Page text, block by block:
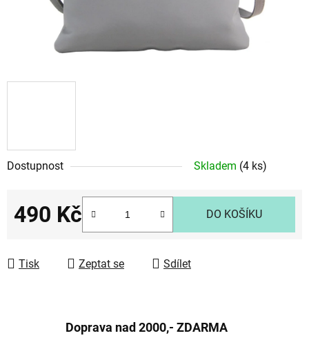
Dostupnost Skladem (4 ks)
490 Kč DO KOŠÍKU
Tisk Zeptat se Sdílet
Doprava nad 2000,- ZDARMA